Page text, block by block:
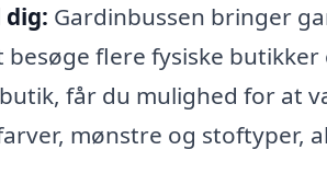
Gardinbussen bringer
besøge flere fysiske
får du mulighed for at
mønstre og stoftyper,